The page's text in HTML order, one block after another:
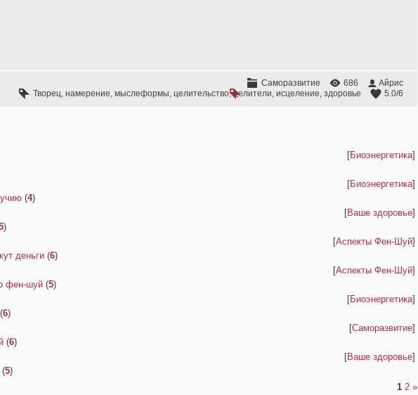
Саморазвитие 686
Айрис
Творец, намерение, мыслеформы, целительство,целители, исцеление, здоровье 5.0/6
[Биоэнергетика]
[Биоэнергетика]
(4)
[Ваше здоровье]
)
[Аспекты Фен-Шуй]
деньги (6)
[Аспекты Фен-Шуй]
фен-шуй (5)
[Биоэнергетика]
(6)
[Саморазвитие]
(6)
[Ваше здоровье]
(5)
1 2 »